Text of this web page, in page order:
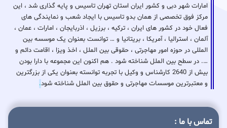
امارات شهر دبی و کشور ایران استان تهران تاسیس و پایه گذاری شد ، این
مرکز فوق تخصصی از همان بدو تاسیس با ایجاد شعب و نمایندگی های
فعال خود در کشور های ایران ، ترکیه ، برزیل ، اذربایجان ، امارات ، عمان ،
آلمان ، استرالیا ، آمریکا ، بریتانیا و … توانست بعنوان یک موسسه بین
المللی در حوزه امور مهاجرتی ، حقوقی بین الملل ، اخذ ویزا ، اقامت دائم و
…. در سطح بین الملل شناخته شود . هم اکنون این مجموعه با دارا بودن
بیش از 2640 کارشناس و وکیل با تجربه توانسته بعنوان یکی از بزرگترین
و معتبرترین موسسات مهاجرتی و حقوق بین الملل شناخته شود.
تماس با ما :